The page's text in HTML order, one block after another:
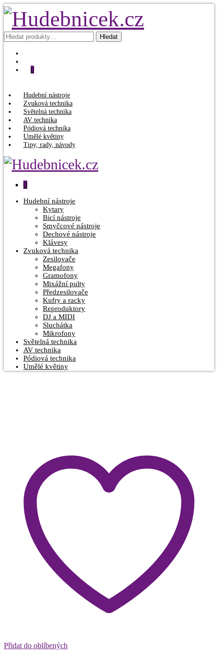
Hledat: Hledat
0
Hudební nástroje
Zvuková technika
Světelná technika
AV technika
Pódiová technika
Umělé květiny
Tipy, rady, návody
0
Hudební nástroje
Kytary
Bicí nástroje
Smyčcové nástroje
Dechové nástroje
Klávesy
Zvuková technika
Zesilovače
Megafony
Gramofony
Mixážní pulty
Předzesilovače
Kufry a racky
Reproduktory
DJ a MIDI
Sluchátka
Mikrofony
Světelná technika
AV technika
Pódiová technika
Umělé květiny
Přidat do oblíbených